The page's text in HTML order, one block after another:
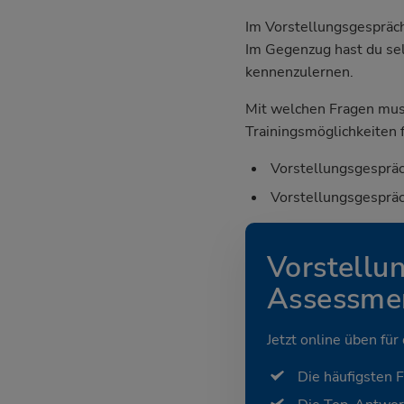
Im
Im Gegenzug hast du
kennenzulernen.
Mit welchen Fragen
Trainingsmöglichkeiten
Jetzt online üben für
Die häufigsten